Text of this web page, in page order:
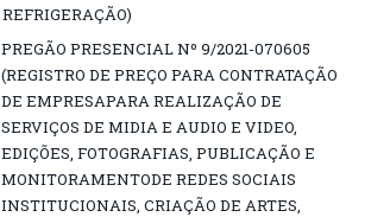
REFRIGERAÇÃO)
PREGÃO PRESENCIAL Nº 9/2021-070605
(REGISTRO DE PREÇO PARA CONTRATAÇÃO
DE EMPRESAPARA REALIZAÇÃO DE
SERVIÇOS DE MIDIA E AUDIO E VIDEO,
EDIÇÕES, FOTOGRAFIAS, PUBLICAÇÃO E
MONITORAMENTODE REDES SOCIAIS
INSTITUCIONAIS, CRIAÇÃO DE ARTES,